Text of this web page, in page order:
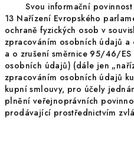
Svou informační povinnost
13 Nařízení Evropského
ochraně fyzických osob v
zpracováním osobních údajů
a o zrušení směrnice 95/46/
osobních údajů) (dále jen
zpracováním osobních údajů
kupní smlouvy, pro účely
plnění veřejnoprávních
prodávající prostřednictvím